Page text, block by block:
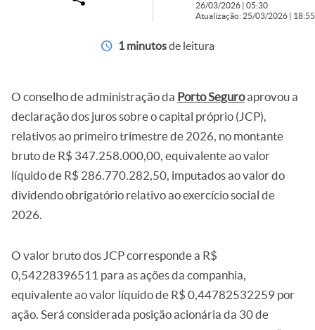
26/03/2026 | 05:30
Atualização: 25/03/2026 | 18:55
1 minutosde leitura
O conselho de administração da Porto Seguroaprovou a
declaração dos juros sobre o capital próprio (JCP),
relativos ao primeiro trimestre de 2026, no montante
bruto de R$ 347.258.000,00, equivalente ao valor
líquido de R$ 286.770.282,50, imputados ao valor do
dividendo obrigatório relativo ao exercício social de
2026.
O valor bruto dos JCP corresponde a R$
0,54228396511 para as ações da companhia,
equivalente ao valor líquido de R$ 0,44782532259 por
ação. Será considerada posição acionária da 30 de